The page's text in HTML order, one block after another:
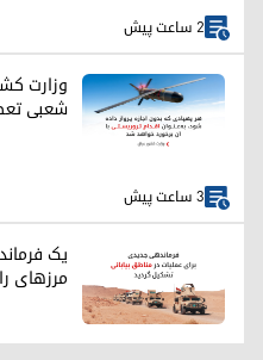
2 ساعت پیش
شعبی
3 ساعت پیش
یک
مرزهای